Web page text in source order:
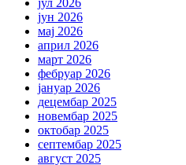
јул 2026
јун 2026
мај 2026
април 2026
март 2026
фебруар 2026
јануар 2026
децембар 2025
новембар 2025
октобар 2025
септембар 2025
август 2025